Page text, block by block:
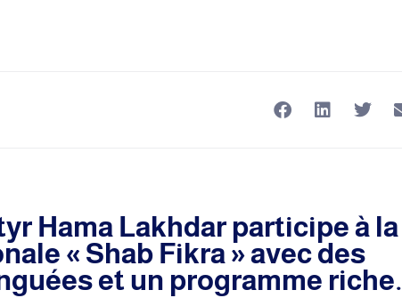
Hama Lakhdar participe à la
« Shab Fikra » avec des
et un programme riche.